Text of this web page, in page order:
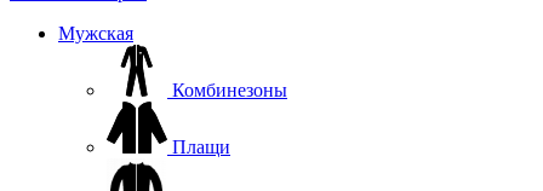
Мужская
Комбинезоны
Плащи